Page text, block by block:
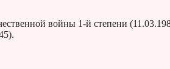
войны 1-й степени